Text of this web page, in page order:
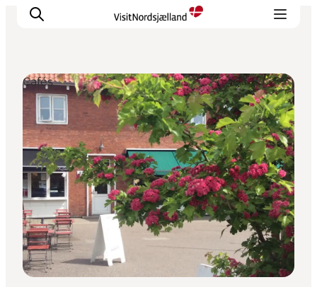
Highlights
Erlebnisse
Geschmack
Unterkünfte
Städte
Reiseplanung
Cafés